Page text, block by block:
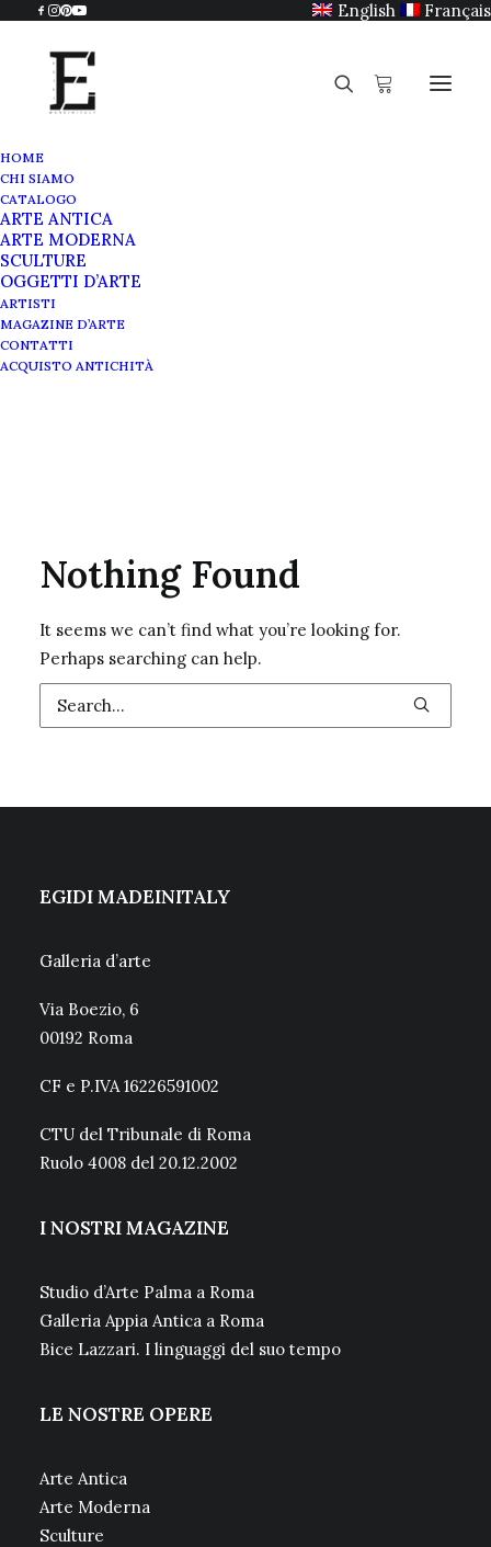
English Français
HOME
CHI SIAMO
CATALOGO
ARTE ANTICA
ARTE MODERNA
SCULTURE
OGGETTI D’ARTE
ARTISTI
MAGAZINE D’ARTE
CONTATTI
ACQUISTO ANTICHITÀ
Nothing Found
It seems we can’t find what you’re looking for.
Perhaps searching can help.
EGIDI MADEINITALY
Galleria d’arte
Via Boezio, 6
00192 Roma
CF e P.IVA 16226591002
CTU del Tribunale di Roma
Ruolo 4008 del 20.12.2002
I NOSTRI MAGAZINE
Studio d’Arte Palma a Roma
Galleria Appia Antica a Roma
Bice Lazzari. I linguaggi del suo tempo
LE NOSTRE OPERE
Arte Antica
Arte Moderna
Sculture